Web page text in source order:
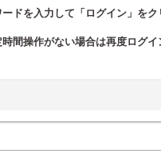
ドを入力して「ログイン」をク
間操作がない場合は再度ログイ